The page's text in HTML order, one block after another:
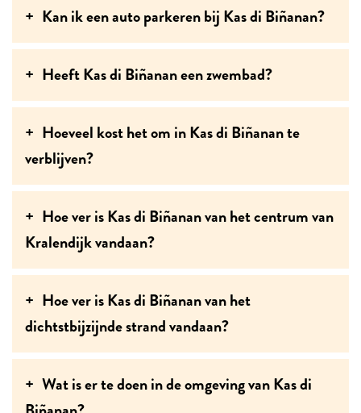
Kan ik een auto parkeren bij Kas di Biñanan?
Heeft Kas di Biñanan een zwembad?
Hoeveel kost het om in Kas di Biñanan te
verblijven?
Hoe ver is Kas di Biñanan van het centrum van
Kralendijk vandaan?
Hoe ver is Kas di Biñanan van het
dichtstbijzijnde strand vandaan?
Wat is er te doen in de omgeving van Kas di